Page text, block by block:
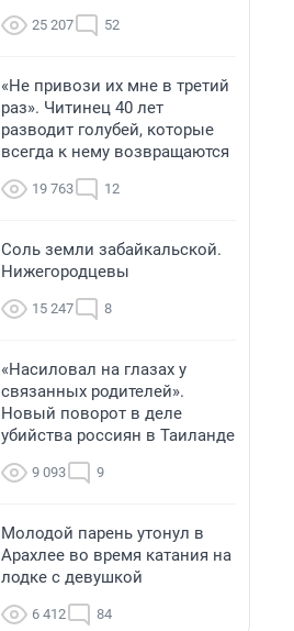
25 207 52
«Не привози их мне в третий
раз». Читинец 40 лет
разводит голубей, которые
всегда к нему возвращаются
19 763 12
Соль земли забайкальской.
Нижегородцевы
15 247 8
«Насиловал на глазах у
связанных родителей».
Новый поворот в деле
убийства россиян в Таиланде
9 093 9
Молодой парень утонул в
Арахлее во время катания на
лодке с девушкой
6 412 84